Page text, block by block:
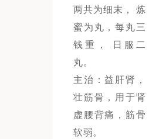
两共为细末， 炼
蜜为丸，每丸三
钱重， 日服二
丸。
主治：益肝肾，
壮筋骨，用于肾
虚腰背痛，筋骨
软弱。